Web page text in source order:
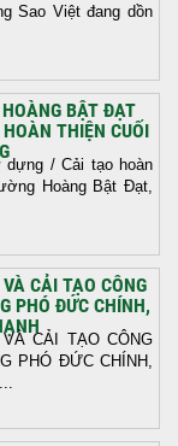
Sao Việt đang dồn
BẬT ĐẠT
THIỆN CUỐI
dựng / Cải tạo hoàn
Hoàng Bật Đạt,
CẢI TẠO CÔNG
PHÓ ĐỨC CHÍNH,
CẢI TẠO CÔNG
PHÓ ĐỨC CHÍNH,